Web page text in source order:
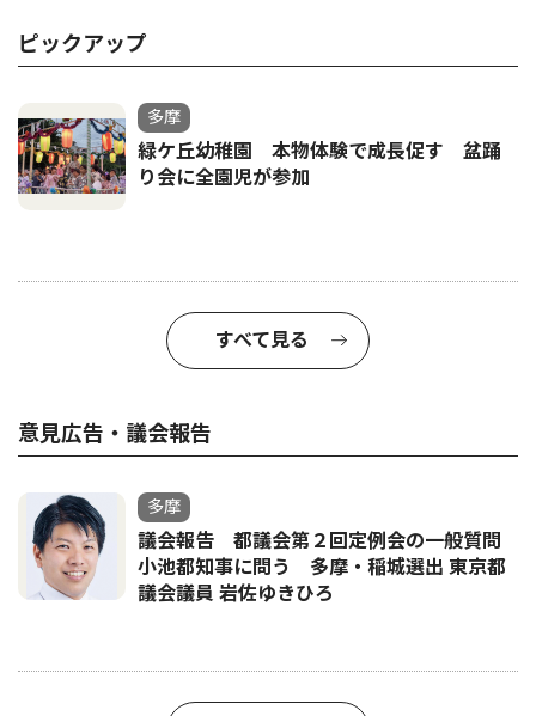
ピックアップ
多摩
緑ケ丘幼稚園 本物体験で成長促す 盆踊
り会に全園児が参加
すべて見る
意見広告・議会報告
多摩
議会報告 都議会第２回定例会の一般質問
小池都知事に問う 多摩・稲城選出 東京都
議会議員 岩佐ゆきひろ